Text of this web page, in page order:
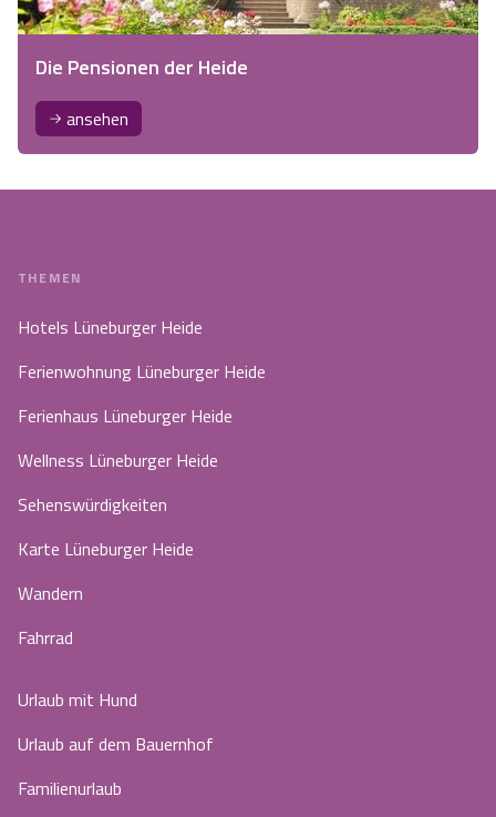
Die Pensionen der Heide
ansehen
THEMEN
Hotels Lüneburger Heide
Ferienwohnung Lüneburger Heide
Ferienhaus Lüneburger Heide
Wellness Lüneburger Heide
Sehenswürdigkeiten
Karte Lüneburger Heide
Wandern
Fahrrad
Urlaub mit Hund
Urlaub auf dem Bauernhof
Familienurlaub